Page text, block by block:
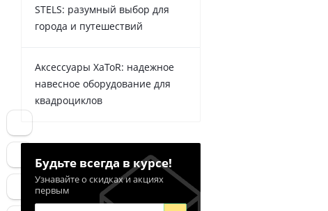
STELS: разумный выбор для
города и путешествий
Аксессуары XaToR: надежное
навесное оборудование для
квадроциклов
Будьте всегда в курсе!
Узнавайте о скидках и акциях
первым